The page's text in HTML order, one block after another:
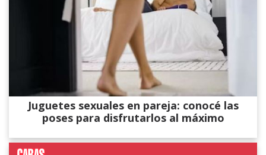
Juguetes sexuales en pareja: conocé las
poses para disfrutarlos al máximo